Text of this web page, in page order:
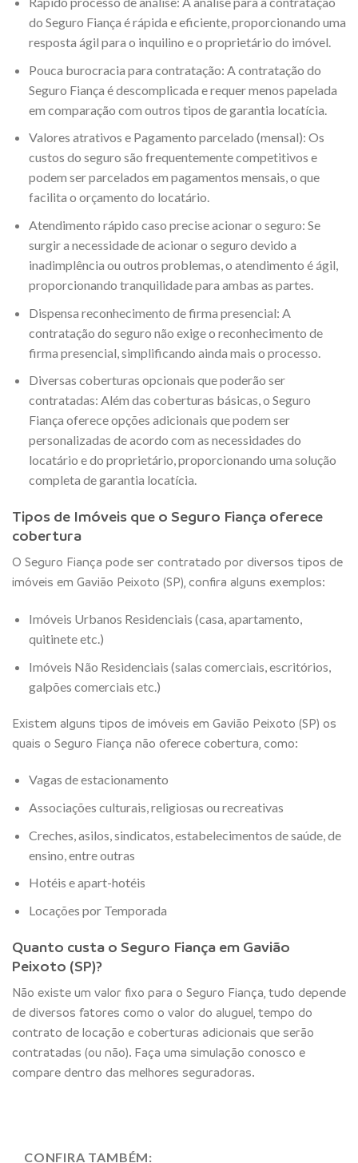
do Seguro Fiança é rápida e eficiente, proporcionando uma
resposta ágil para o inquilino e o proprietário do imóvel.
Pouca burocracia para contratação: A contratação do
Seguro Fiança é descomplicada e requer menos papelada
em comparação com outros tipos de garantia locatícia.
Valores atrativos e Pagamento parcelado (mensal): Os
custos do seguro são frequentemente competitivos e
podem ser parcelados em pagamentos mensais, o que
facilita o orçamento do locatário.
Atendimento rápido caso precise acionar o seguro: Se
surgir a necessidade de acionar o seguro devido a
inadimplência ou outros problemas, o atendimento é ágil,
proporcionando tranquilidade para ambas as partes.
Dispensa reconhecimento de firma presencial: A
contratação do seguro não exige o reconhecimento de
firma presencial, simplificando ainda mais o processo.
Diversas coberturas opcionais que poderão ser
contratadas: Além das coberturas básicas, o Seguro
Fiança oferece opções adicionais que podem ser
personalizadas de acordo com as necessidades do
locatário e do proprietário, proporcionando uma solução
completa de garantia locatícia.
Tipos de Imóveis que o Seguro Fiança oferece
cobertura
O Seguro Fiança pode ser contratado por diversos tipos de
imóveis em Gavião Peixoto (SP), confira alguns exemplos:
Imóveis Urbanos Residenciais (casa, apartamento,
quitinete etc.)
Imóveis Não Residenciais (salas comerciais, escritórios,
galpões comerciais etc.)
Existem alguns tipos de imóveis em Gavião Peixoto (SP) os
quais o Seguro Fiança não oferece cobertura, como:
Vagas de estacionamento
Associações culturais, religiosas ou recreativas
Creches, asilos, sindicatos, estabelecimentos de saúde, de
ensino, entre outras
Hotéis e apart-hotéis
Locações por Temporada
Quanto custa o Seguro Fiança em Gavião
Peixoto (SP)?
Não existe um valor fixo para o Seguro Fiança, tudo depende
de diversos fatores como o valor do aluguel, tempo do
contrato de locação e coberturas adicionais que serão
contratadas (ou não). Faça uma simulação conosco e
compare dentro das melhores seguradoras.
CONFIRA TAMBÉM: